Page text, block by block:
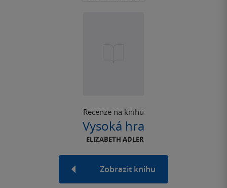
Recenze na knihu
Vysoká hra
ELIZABETH ADLER
Zobrazit knihu